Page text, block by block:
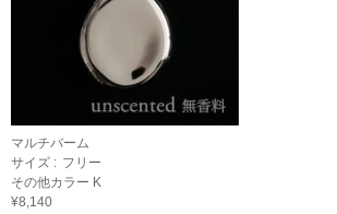
マルチバーム
サイズ : フリー
その他カラー K
¥8,140